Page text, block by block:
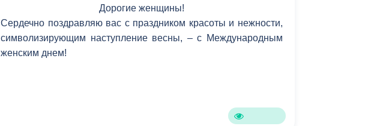
Дорогие женщины!
Сердечно поздравляю вас с праздником красоты и нежности,
символизирующим наступление весны, – с Международным
женским днем!